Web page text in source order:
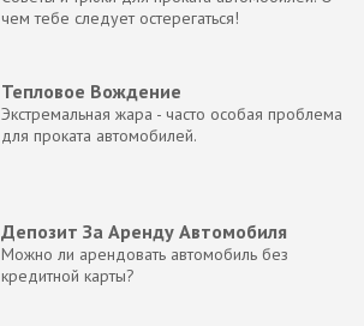
чем тебе следует остерегаться!
Тепловое Вождение
Экстремальная жара - часто особая проблема
для проката автомобилей.
Депозит За Аренду Автомобиля
Можно ли арендовать автомобиль без
кредитной карты?